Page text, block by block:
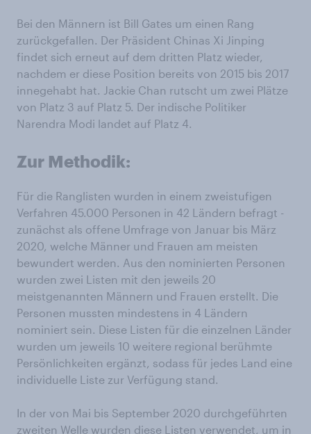
Bei den Männern ist Bill Gates um einen Rang
zurückgefallen. Der Präsident Chinas Xi Jinping
findet sich erneut auf dem dritten Platz wieder,
nachdem er diese Position bereits von 2015 bis 2017
innegehabt hat. Jackie Chan rutscht um zwei Plätze
von Platz 3 auf Platz 5. Der indische Politiker
Narendra Modi landet auf Platz 4.
Zur Methodik:
Für die Ranglisten wurden in einem zweistufigen
Verfahren 45.000 Personen in 42 Ländern befragt -
zunächst als offene Umfrage von Januar bis März
2020, welche Männer und Frauen am meisten
bewundert werden. Aus den nominierten Personen
wurden zwei Listen mit den jeweils 20
meistgenannten Männern und Frauen erstellt. Die
Personen mussten mindestens in 4 Ländern
nominiert sein. Diese Listen für die einzelnen Länder
wurden um jeweils 10 weitere regional berühmte
Persönlichkeiten ergänzt, sodass für jedes Land eine
individuelle Liste zur Verfügung stand.
In der von Mai bis September 2020 durchgeführten
zweiten Welle wurden diese Listen verwendet, um in